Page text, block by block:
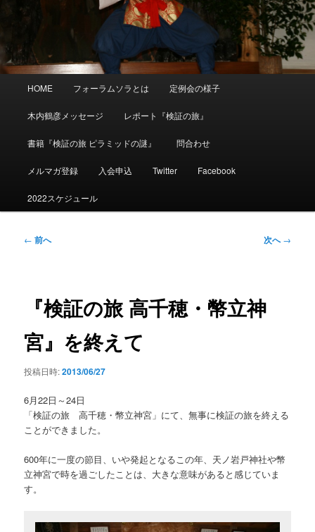
HOME フォーラムソラとは 定例会の様子
木内鶴彦メッセージ レポート『検証の旅』
書籍『検証の旅 ピラミッドの謎』 問合わせ
メルマガ登録 入会申込 Twitter Facebook
2022スケジュール
投
ョ
ン
← 前へ 次へ→
『検証の旅 高千穂・幣立神
宮』を終えて
投稿日時:2013/06/27
6月22日～24日
「検証の旅 高千穂・幣立神宮」にて、無事に検証の旅を終える
ことができました。
600年に一度の節目、いや発起となるこの年、天ノ岩戸神社や幣
立神宮で時を過ごしたことは、大きな意味があると感じていま
す。